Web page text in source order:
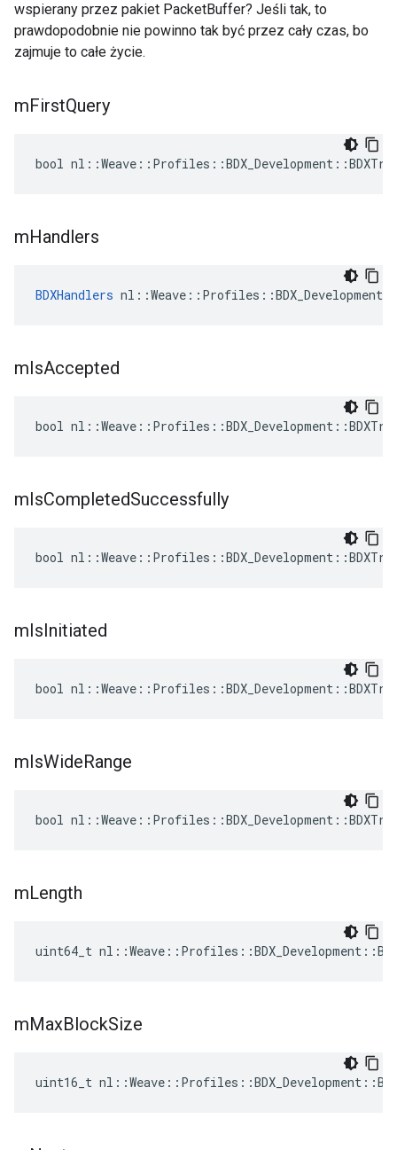
wspierany przez pakiet PacketBuffer? Jeśli tak, to
prawdopodobnie nie powinno tak być przez cały czas, bo
zajmuje to całe życie.
mFirstQuery
bool
mHandlers
BDXHandlers
mIsAccepted
bool
mIsCompletedSuccessfully
bool
mIsInitiated
bool
mIsWideRange
bool
mLength
uint64_t
mMaxBlockSize
uint16_t